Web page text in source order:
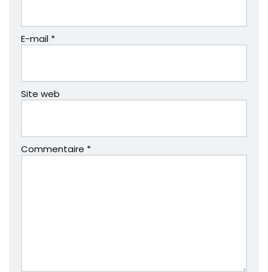
E-mail *
Site web
Commentaire *